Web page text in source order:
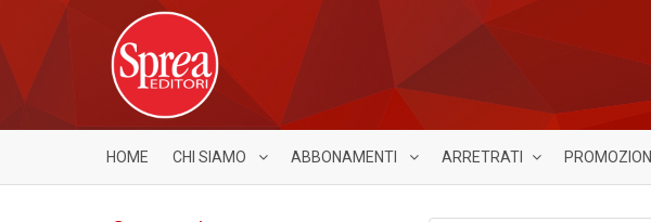
HOME CHI SIAMO ABBONAMENTI ARRETRATI PROMOZIONI